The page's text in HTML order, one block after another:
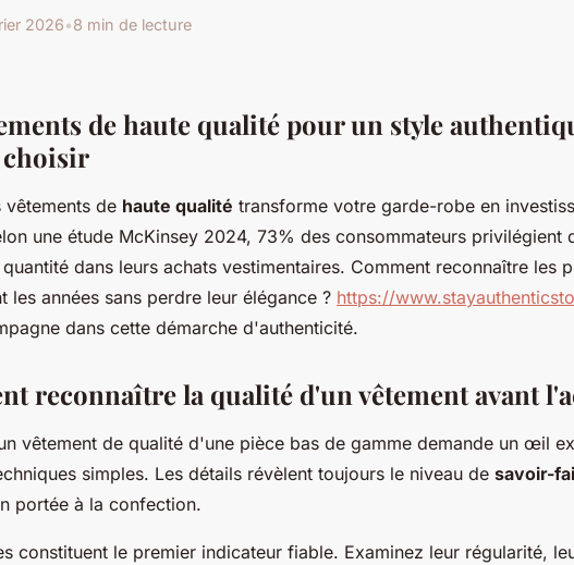
2026•8 min de lecture
de haute qualité pour un style
choisir
vêtements de haute qualité transforme votre garde-robe en
une étude McKinsey 2024, 73% des consommateurs privilégient
dans leurs achats vestimentaires. Comment reconnaître les
les années sans perdre leur élégance ? https://
dans cette démarche d'authenticité.
reconnaître la qualité d'un vêtement avant
vêtement de qualité d'une pièce bas de gamme demande un œil
simples. Les détails révèlent toujours le niveau de savoir-
portée à la confection.
constituent le premier indicateur fiable. Examinez leur régularité,